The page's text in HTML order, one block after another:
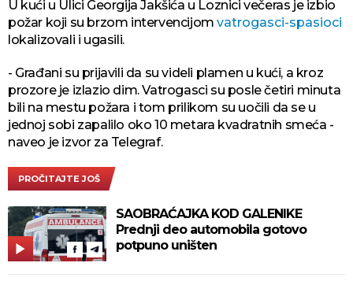
U kući u Ulici Georgija Jakšića u Loznici večeras je izbio
požar koji su brzom intervencijomvatrogasci-spasioci
lokalizovali i ugasili.
- Građani su prijavili da su videli plamen u kući, a kroz
prozore je izlazio dim. Vatrogasci su posle četiri minuta
bili na mestu požara i tom prilikom su uočili da se u
jednoj sobi zapalilo oko 10 metara kvadratnih smeća -
naveo je izvor za Telegraf.
PROČITAJTE JOŠ
SAOBRAĆAJKA KOD GALENIKE
Prednji deo automobila gotovo
potpuno uništen